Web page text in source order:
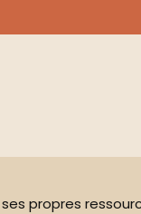
propres